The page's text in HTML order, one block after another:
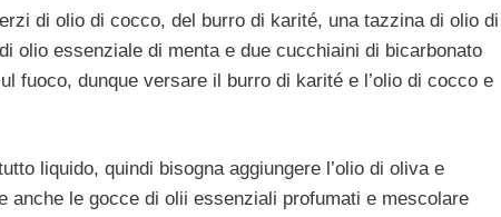
di olio di cocco, del burro di karité, una tazzina di olio di
olio essenziale di menta e due cucchiaini di bicarbonato
fuoco, dunque versare il burro di karité e l’olio di cocco e
liquido, quindi bisogna aggiungere l’olio di oliva e
anche le gocce di olii essenziali profumati e mescolare